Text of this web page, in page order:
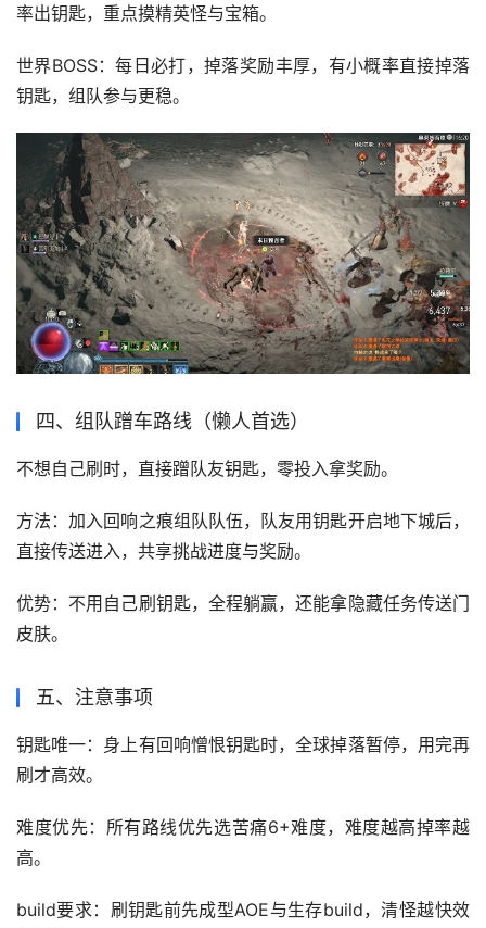
率出钥匙，重点摸精英怪与宝箱。
世界BOSS：每日必打，掉落奖励丰厚，有小概率直接掉落
钥匙，组队参与更稳。
四、组队蹭车路线（懒人首选）
不想自己刷时，直接蹭队友钥匙，零投入拿奖励。
方法：加入回响之痕组队队伍，队友用钥匙开启地下城后，
直接传送进入，共享挑战进度与奖励。
优势：不用自己刷钥匙，全程躺赢，还能拿隐藏任务传送门
皮肤。
五、注意事项
钥匙唯一：身上有回响憎恨钥匙时，全球掉落暂停，用完再
刷才高效。
难度优先：所有路线优先选苦痛6+难度，难度越高掉率越
高。
build要求：刷钥匙前先成型AOE与生存build，清怪越快效